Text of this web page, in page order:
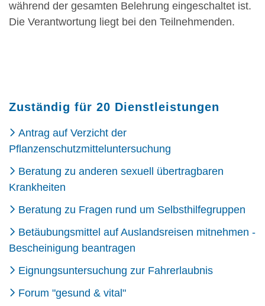
während der gesamten Belehrung eingeschaltet ist.
Die Verantwortung liegt bei den Teilnehmenden.
Zuständig für 20 Dienstleistungen
Antrag auf Verzicht der
Pflanzenschutzmitteluntersuchung
Beratung zu anderen sexuell übertragbaren
Krankheiten
Beratung zu Fragen rund um Selbsthilfegruppen
Betäubungsmittel auf Auslandsreisen mitnehmen -
Bescheinigung beantragen
Eignungsuntersuchung zur Fahrerlaubnis
Forum "gesund & vital"